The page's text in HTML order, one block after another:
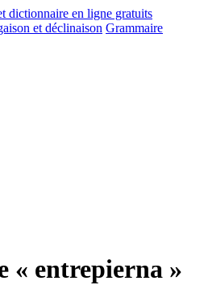
et déclinaison Grammaire
« entrepierna »